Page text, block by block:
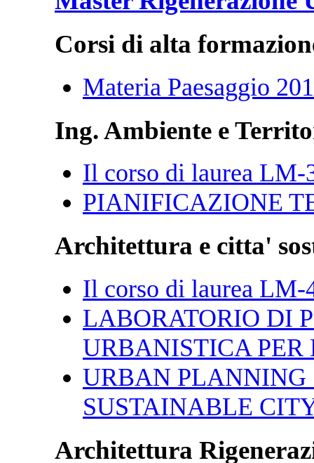
Corsi di alta
Materia Paesaggio
Ing. Ambiente e
Il corso di laurea LM-
PIANIFICAZIONE
Architettura e citta'
Il corso di laurea LM-
LABORATORIO DI
URBANISTICA
URBAN PLANNING
SUSTAINABLE
Architettura